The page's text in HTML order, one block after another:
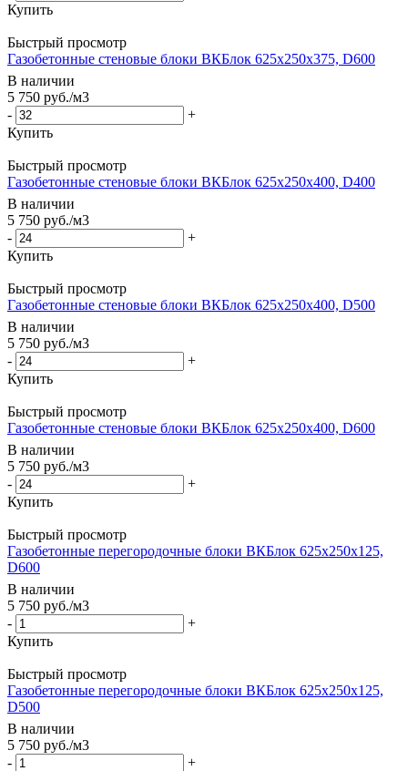
Купить
Быстрый просмотр
Газобетонные стеновые блоки ВКБлок 625х250х375, D600
В наличии
5 750 руб./м3
-
+
Купить
Быстрый просмотр
Газобетонные стеновые блоки ВКБлок 625х250х400, D400
В наличии
5 750 руб./м3
-
+
Купить
Быстрый просмотр
Газобетонные стеновые блоки ВКБлок 625х250х400, D500
В наличии
5 750 руб./м3
-
+
Купить
Быстрый просмотр
Газобетонные стеновые блоки ВКБлок 625х250х400, D600
В наличии
5 750 руб./м3
-
+
Купить
Быстрый просмотр
Газобетонные перегородочные блоки ВКБлок 625х250х125,
D600
В наличии
5 750 руб./м3
-
+
Купить
Быстрый просмотр
Газобетонные перегородочные блоки ВКБлок 625х250х125,
D500
В наличии
5 750 руб./м3
-
+